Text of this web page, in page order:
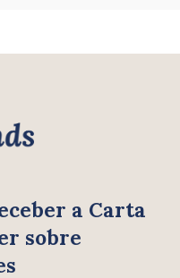
a Carta
sobre